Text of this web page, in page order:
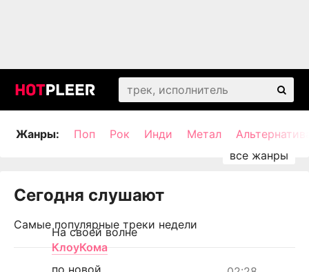
Жанры: Поп Рок Инди Метал
Сегодня слушают
Самые популярные треки недели
На своей волне
КлоуКома
по новой